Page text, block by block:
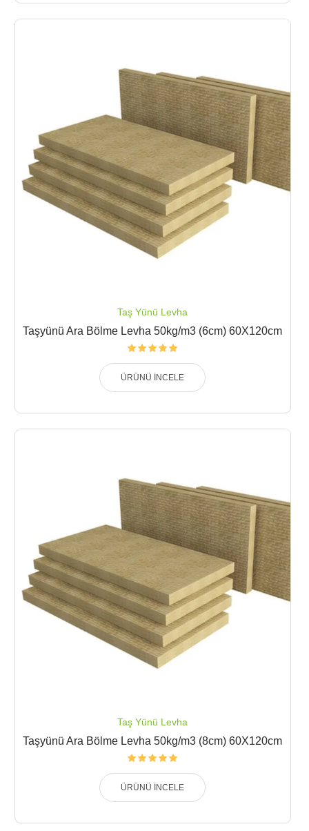
Taş Yünü Levha
Taşyünü Ara Bölme Levha 50kg/m3 (6cm) 60X120cm
ÜRÜNÜ İNCELE
Taş Yünü Levha
Taşyünü Ara Bölme Levha 50kg/m3 (8cm) 60X120cm
ÜRÜNÜ İNCELE